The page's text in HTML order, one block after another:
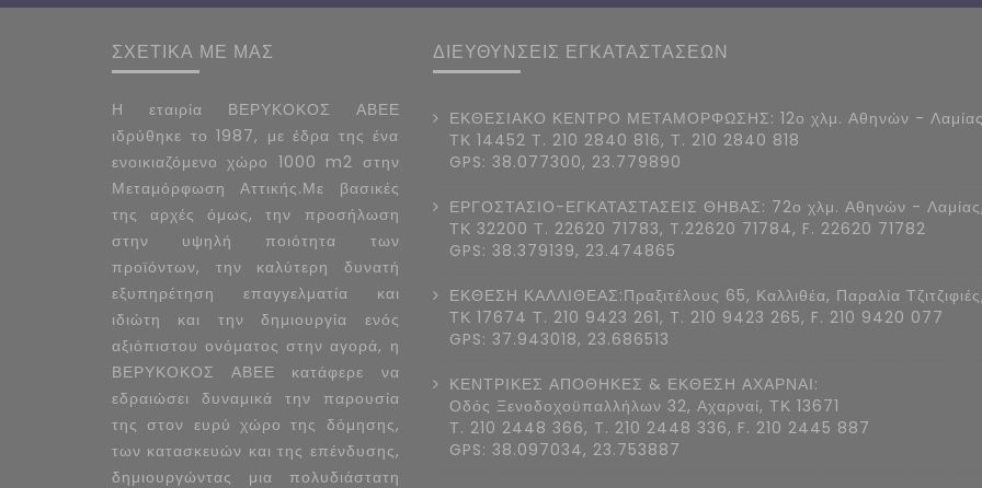
ΣΧΕΤΙΚΑ ΜΕ ΜΑΣ
Η εταιρία ΒΕΡΥΚΟΚΟΣ ΑΒΕΕ
ιδρύθηκε το 1987, με έδρα της ένα
ενοικιαζόμενο χώρο 1000 m2 στην
Μεταμόρφωση Αττικής.Με βασικές
της αρχές όμως, την προσήλωση
στην υψηλή ποιότητα των
προϊόντων, την καλύτερη δυνατή
εξυπηρέτηση επαγγελματία και
ιδιώτη και την δημιουργία ενός
αξιόπιστου ονόματος στην αγορά, η
ΒΕΡΥΚΟΚΟΣ ΑΒΕΕ κατάφερε να
εδραιώσει δυναμικά την παρουσία
της στον ευρύ χώρο της δόμησης,
των κατασκευών και της επένδυσης,
δημιουργώντας μια πολυδιάστατη
ΔΙΕΥΘΥΝΣΕΙΣ ΕΓΚΑΤΑΣΤΑΣΕΩΝ
ΕΚΘΕΣΙΑΚΟ ΚΕΝΤΡΟ ΜΕΤΑΜΟΡΦΩΣΗΣ: 12ο χλμ. Αθηνών -
ΤΚ 14452 Τ. 210 2840 816, Τ. 210 2840 818
GPS: 38.077300, 23.779890
ΕΡΓΟΣΤΑΣΙΟ-ΕΓΚΑΤΑΣΤΑΣΕΙΣ ΘΗΒΑΣ: 72ο χλμ. Αθηνών - Λαμίας,
ΤΚ 32200 Τ. 22620 71783, T.22620 71784, F. 22620 71782
GPS: 38.379139, 23.474865
ΕΚΘΕΣΗ ΚΑΛΛΙΘΕΑΣ:Πραξιτέλους 65, Καλλιθέα, Παραλία Τζιτζιφιές,
ΤΚ 17674 Τ. 210 9423 261, T. 210 9423 265, F. 210 9420 077
GPS: 37.943018, 23.686513
ΚΕΝΤΡΙΚΕΣ ΑΠΟΘΗΚΕΣ & ΕΚΘΕΣΗ ΑΧΑΡΝΑΙ:
Οδός Ξενοδοχοϋπαλλήλων 32, Αχαρναί, ΤΚ 13671
Τ. 210 2448 366, T. 210 2448 336, F. 210 2445 887
GPS: 38.097034, 23.753887